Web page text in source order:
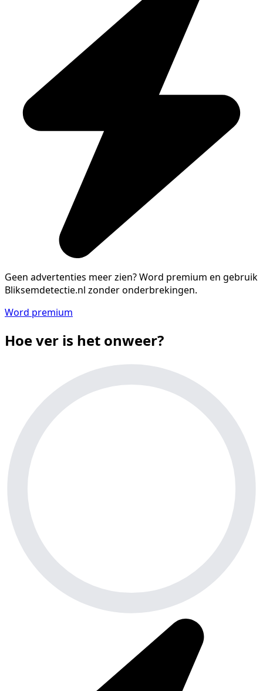
Geen advertenties meer zien?Word premium en gebruik
Bliksemdetectie.nl zonder onderbrekingen.
Word premium
Hoe ver is het onweer?